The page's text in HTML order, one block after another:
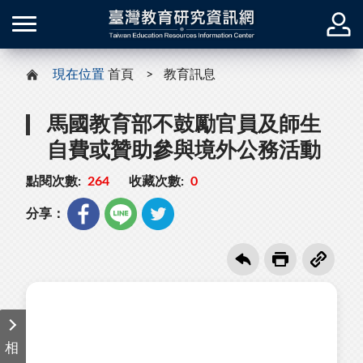
現在位置 首頁 教育訊息
馬國教育部不鼓勵官員及師生
自費或贊助參與境外公務活動
點閱次數: 264 收藏次數: 0
分享：
相